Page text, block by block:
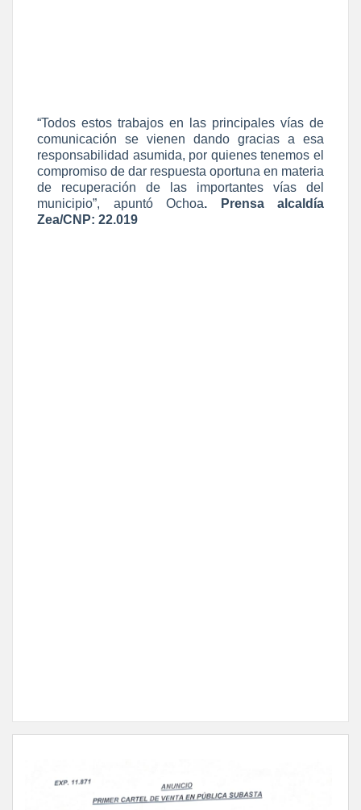
“Todos estos trabajos en las principales vías de
comunicación se vienen dando gracias a esa
responsabilidad asumida, por quienes tenemos el
compromiso de dar respuesta oportuna en materia
de recuperación de las importantes vías del
municipio”, apuntó Ochoa. Prensa alcaldía
Zea/CNP: 22.019